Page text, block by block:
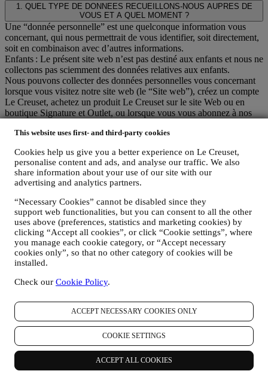
This website uses first- and third-party cookies
Cookies help us give you a better experience on Le Creuset,
personalise content and ads, and analyse our traffic. We also
share information about your use of our site with our
advertising and analytics partners.
“Necessary Cookies” cannot be disabled since they
support web functionalities, but you can consent to all the other
uses above (preferences, statistics and marketing cookies) by
clicking “Accept all cookies”, or click “Cookie settings”, where
you manage each cookie category, or “Accept necessary
cookies only”, so that no other category of cookies will be
installed.
Check our Cookie Policy.
ACCEPT NECESSARY COOKIES ONLY
COOKIE SETTINGS
ACCEPT ALL COOKIES
1. QUEL TYPE DE DONNEES RECUEILLONS-NOUS AUPRES DE
VOUS ET A QUEL MOMENT ?
Une “donnée personnelle” est une quelconque information vous
concernant, qui nous permettrait de vous identifier, soit directement,
soit en combinaison avec d’autres informations.
Enfants : Le présent site web n’est pas destiné aux enfants et nous ne
collectons pas sciemment des données relatives aux enfants.
Nous pouvons collecter des données personnelles vous concernant
lorsque vous visitez notre site web (le “Site web”), créez un compte
Le Creuset, achetez un produit Le Creuset sur le site Web ou en
boutique Signature et Outlet, ou lorsque vous vous abonnez à nos
votre consentement, les données personnelles peuvent concerner :
le nom, le prénom, l’adresse électronique, la date de naissance
et d’autres coordonnées (adresse, numéro de téléphone), dans
le but de créer un compte Le Creuset, de faire un achat en tant
qu’utilisateur invité ou l’abonnement à nos communications
marketing sur le site Web ou en magasin.
les données concernant votre achat, comme par exemple la
date et l’heure de l’achat, informations relatives la livraison,
au produit et au paiement, dans le but de gérer vos
commandes.
les données concernant votre historique de navigation en ligne
(p.ex. les identifiants en ligne, tels que votre adresse IP, la
durée de votre visite, votre identification par notre système
collectées pendant votre visite à notre Site web (que vous
soyez un utilisateur enregistré ou non), grâce à l’usage d’un
journal de navigation et/ou de technologies de traçage, telles
que les “cookies” (pour les informations sur la collecte de
données via des cookies, vous pouvez consulter ici notre
Politique en matière de Cookies), dans le but d’améliorer nos
services et nos annonces ou de procéder à des analyses